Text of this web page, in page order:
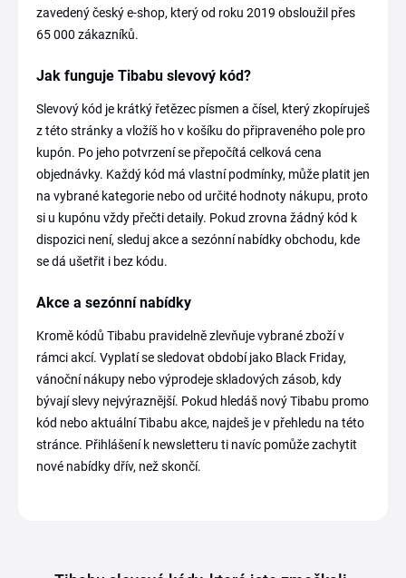
zavedený český e-shop, který od roku 2019 obsloužil přes
65 000 zákazníků.
Jak funguje Tibabu slevový kód?
Slevový kód je krátký řetězec písmen a čísel, který zkopíruješ
z této stránky a vložíš ho v košíku do připraveného pole pro
kupón. Po jeho potvrzení se přepočítá celková cena
objednávky. Každý kód má vlastní podmínky, může platit jen
na vybrané kategorie nebo od určité hodnoty nákupu, proto
si u kupónu vždy přečti detaily. Pokud zrovna žádný kód k
dispozici není, sleduj akce a sezónní nabídky obchodu, kde
se dá ušetřit i bez kódu.
Akce a sezónní nabídky
Kromě kódů Tibabu pravidelně zlevňuje vybrané zboží v
rámci akcí. Vyplatí se sledovat období jako Black Friday,
vánoční nákupy nebo výprodeje skladových zásob, kdy
bývají slevy nejvýraznější. Pokud hledáš nový Tibabu promo
kód nebo aktuální Tibabu akce, najdeš je v přehledu na této
stránce. Přihlášení k newsletteru ti navíc pomůže zachytit
nové nabídky dřív, než skončí.